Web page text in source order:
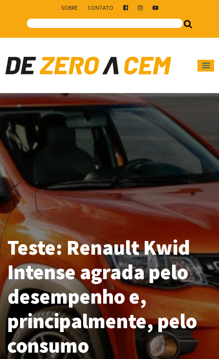
SOBRE CONTATO
Main Navigation
Teste: Renault Kwid
Intense agrada pelo
desempenho e,
principalmente, pelo
consumo